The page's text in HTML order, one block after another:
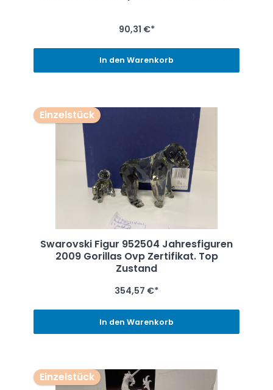
90,31 €*
In den Warenkorb
Einzelstück
Swarovski Figur 952504 Jahresfiguren
2009 Gorillas Ovp Zertifikat. Top
Zustand
354,57 €*
In den Warenkorb
Einzelstück